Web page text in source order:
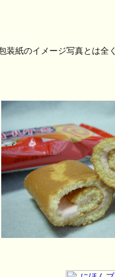
装紙のイメージ写真とは全